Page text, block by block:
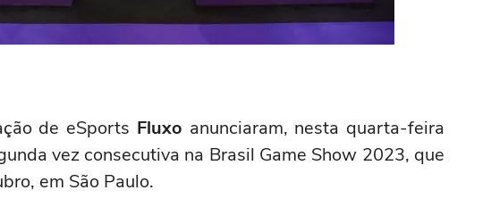
de eSports Fluxo anunciaram, nesta quarta-feira
vez consecutiva na Brasil Game Show 2023, que
em São Paulo.